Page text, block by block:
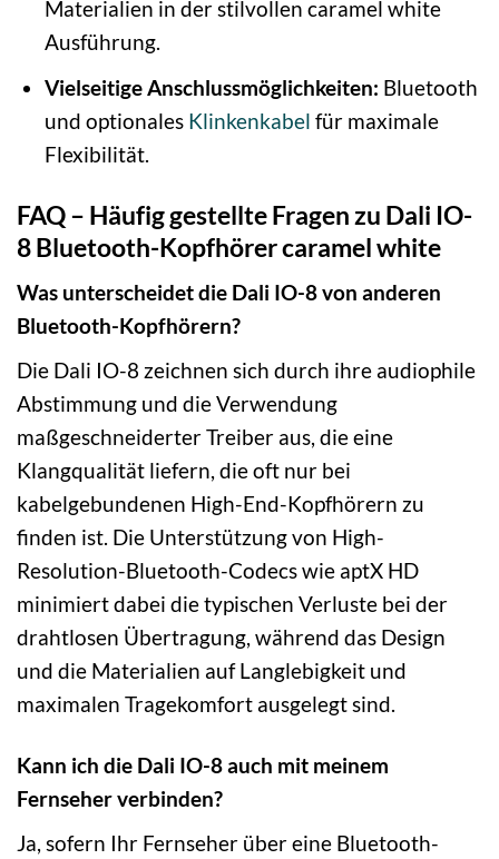
Materialien in der stilvollen caramel white
Ausführung.
Vielseitige Anschlussmöglichkeiten: Bluetooth
und optionales Klinkenkabel für maximale
Flexibilität.
FAQ – Häufig gestellte Fragen zu Dali IO-
8 Bluetooth-Kopfhörer caramel white
Was unterscheidet die Dali IO-8 von anderen
Bluetooth-Kopfhörern?
Die Dali IO-8 zeichnen sich durch ihre audiophile
Abstimmung und die Verwendung
maßgeschneiderter Treiber aus, die eine
Klangqualität liefern, die oft nur bei
kabelgebundenen High-End-Kopfhörern zu
finden ist. Die Unterstützung von High-
Resolution-Bluetooth-Codecs wie aptX HD
minimiert dabei die typischen Verluste bei der
drahtlosen Übertragung, während das Design
und die Materialien auf Langlebigkeit und
maximalen Tragekomfort ausgelegt sind.
Kann ich die Dali IO-8 auch mit meinem
Fernseher verbinden?
Ja, sofern Ihr Fernseher über eine Bluetooth-